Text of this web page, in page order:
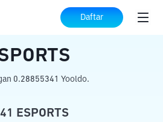
Daftar
ke ESPORTS
0.28855341 Yooldo.
ESPORTS